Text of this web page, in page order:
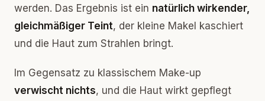
werden. Das Ergebnis ist ein natürlich wirkender,
gleichmäßiger Teint, der kleine Makel kaschiert
und die Haut zum Strahlen bringt.
Im Gegensatz zu klassischem Make-up
verwischt nichts, und die Haut wirkt gepflegt